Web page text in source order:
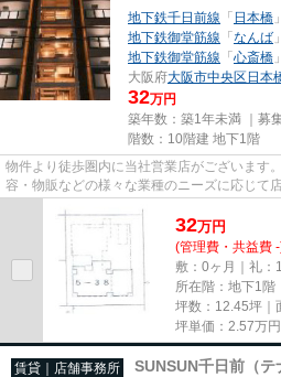
地下鉄千日前線 「 日本橋
地下鉄御堂筋線 「なんば
地下鉄御堂筋線 「心斎橋
大阪府大阪市中央区日本
32万円
築年数：築1年未満 ｜募
階数：10階建 地下1階
物件より徒歩圏内に当社営業店がございます
容・物販などの様々な業種のニーズに応じて
尚、弊社ではおとり広告は一切...
32万円
(管理費・共益費
敷：0ヶ月｜礼：
所在階：地下1階
坪数：12.45坪｜
坪単価： 2.57万円
賃貸｜店舗事務所 SUNSUN千日前（テ